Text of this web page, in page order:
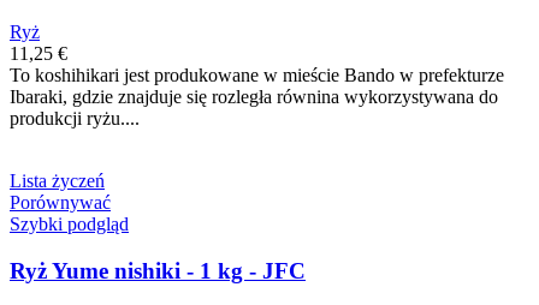
Ryż
11,25 €
To koshihikari jest produkowane w mieście Bando w prefekturze
Ibaraki, gdzie znajduje się rozległa równina wykorzystywana do
produkcji ryżu....
Lista życzeń
Porównywać
Szybki podgląd
Ryż Yume nishiki - 1 kg - JFC